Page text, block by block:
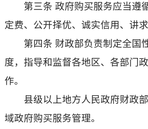
第三条 政府购买服务应当遵
定费、公开择优、诚实信用、讲求
第四条 财政部负责制定全国
度，指导和监督各地区、各部门
作。
县级以上地方人民政府财政部
域政府购买服务管理。